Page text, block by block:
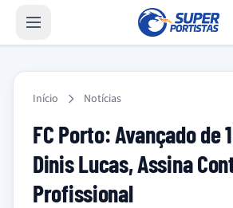
Início Notícias
FC Porto: Avançado de
Dinis Lucas, Assina
Profissional